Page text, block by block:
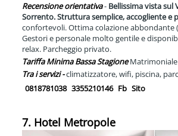
Recensione orientativa- Bellissima vista sul
Sorrento. Struttura semplice, accogliente e
confortevoli. Ottima colazione abbondante
Gestori e personale molto gentile e
relax. Parcheggio privato.
Tariffa Minima Bassa StagioneMatrimoniale
Tra i servizi -climatizzatore, wifi, piscina,
0818781038 3355210146 Fb Sito
7. Hotel Metropole